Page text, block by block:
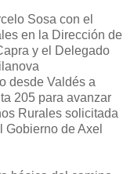
Sosa con el
en la Dirección de
y el Delegado
desde Valdés a
205 para avanzar
Rurales solicitada
de Axel